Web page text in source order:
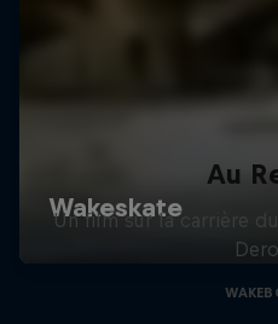
Au
Un film sur la carrière